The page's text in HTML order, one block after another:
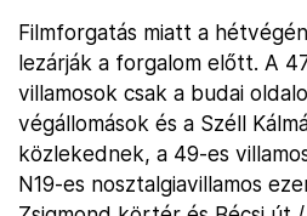
Filmforgatás miatt a
lezárják a forgalom előtt. A
villamosok csak a budai
végállomások és a Széll
közlekednek, a 49-es
N19-es nosztalgiavillamos